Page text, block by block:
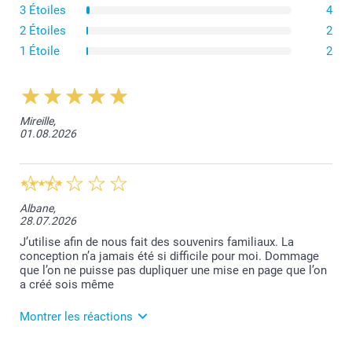
Dans l’outil de création, sélectionnez le remplissage
sont placées dans le design que vous avez sélectionné,
par ordre chronologique et en tenant compte de leur
orientation verticales ou horizontales.
Vérifiez si les photos sont correctement placées et
cadrées, si vous souhaitez apporter une dernière
touche, c’est le moment !
changer de place, ajouter du texte, des illustrations,
3 Étoiles
4
2 Étoiles
2
1 Étoile
2
Mireille,
01.08.2026
Albane,
28.07.2026
J’utilise afin de nous fait des souvenirs familiaux. La
conception n’a jamais été si difficile pour moi. Dommage
que l’on ne puisse pas dupliquer une mise en page que l’on
a créé sois même
Montrer les réactions